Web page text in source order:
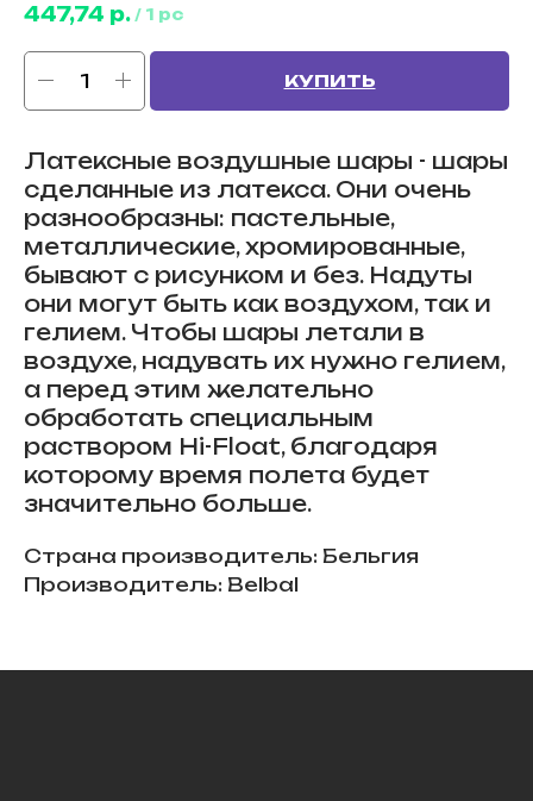
447,74 р. / 1 pc
КУПИТЬ
Латексные воздушные шары - шары
сделанные из латекса. Они очень
разнообразны: пастельные,
металлические, хромированные,
бывают с рисунком и без. Надуты
они могут быть как воздухом, так и
гелием. Чтобы шары летали в
воздухе, надувать их нужно гелием,
а перед этим желательно
обработать специальным
раствором Hi-Float, благодаря
которому время полета будет
значительно больше.
Страна производитель: Бельгия
Производитель: Belbal